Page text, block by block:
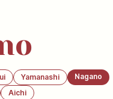
Yamanashi
Nagano
Aichi